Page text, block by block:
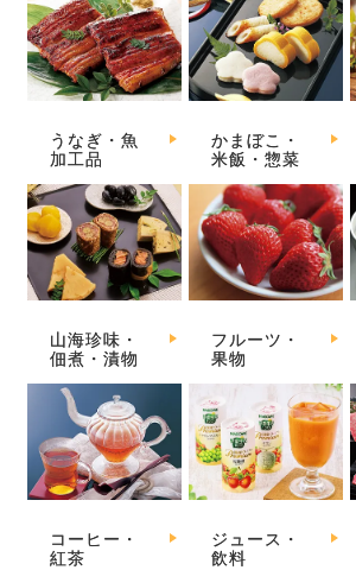
うなぎ・魚
加工品
かまぼこ・
米飯・惣菜
山海珍味・
佃煮・漬物
フルーツ・
果物
コーヒー・
紅茶
ジュース・
飲料